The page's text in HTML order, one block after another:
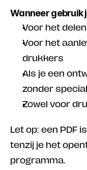
Wanneer gebruik
Voor het
Voor het
drukkers
Als je een
zonder
Zowel voor
Let op: een PDF
tenzij je het
programma.